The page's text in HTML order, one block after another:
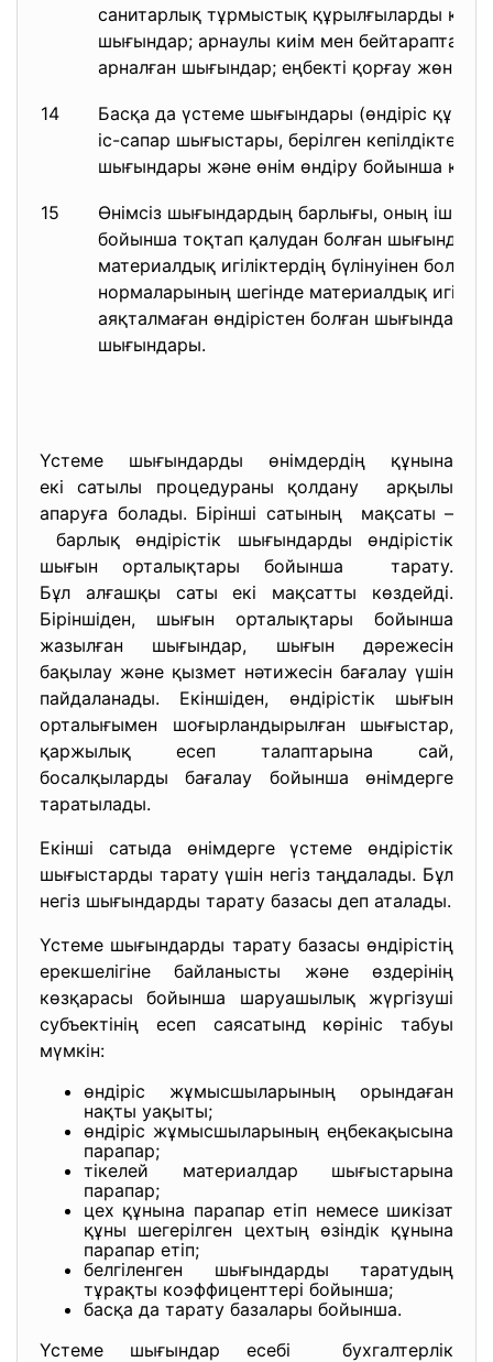
санитарлық тұрмыстық құрылғыларды күтіп
шығындар; арнаулы киім мен
арналған шығындар; еңбекті қорғау
14
Басқа да үстеме шығындары (өндіріс
іс-сапар шығыстары, берілген кепілдіктер
шығындары және өнім өндіру бойынша
15
Өнімсіз шығындардың барлығы, оның ішінде:
бойынша тоқтап қалудан болған
материалдық игіліктердің бүлінуінен
нормаларының шегінде материалдық
аяқталмаған өндірістен болған шығындары;
шығындары.
Үстеме шығындарды өнімдердің құнына
екі сатылы процедураны қолдану арқылы
апаруға болады. Бірінші сатының мақсаты –
барлық өндірістік шығындарды өндірістік
шығын орталықтары бойынша тарату.
Бұл алғашқы саты екі мақсатты көздейді.
Біріншіден, шығын орталықтары бойынша
жазылған шығындар, шығын дәрежесін
бақылау және қызмет нәтижесін бағалау үшін
пайдаланады. Екіншіден, өндірістік шығын
орталығымен шоғырландырылған шығыстар,
қаржылық есеп талаптарына сай,
босалқыларды бағалау бойынша өнімдерге
таратылады.
Екінші сатыда өнімдерге үстеме өндірістік
шығыстарды тарату үшін негіз таңдалады. Бұл
негіз шығындарды тарату базасы деп аталады.
Үстеме шығындарды тарату базасы өндірістің
ерекшелігіне байланысты және өздерінің
көзқарасы бойынша шаруашылық жүргізуші
субъектінің есеп саясатынд көрініс табуы
мүмкін:
өндіріс жұмысшыларының орындаған
нақты уақыты;
өндіріс жұмысшыларының еңбекақысына
парапар;
тікелей материалдар шығыстарына
парапар;
цех құнына парапар етіп немесе шикізат
құны шегерілген цехтың өзіндік құнына
парапар етіп;
белгіленген шығындарды таратудың
тұрақты коэффиценттері бойынша;
басқа да тарату базалары бойынша.
Үстеме шығындар есебі бухгалтерлік